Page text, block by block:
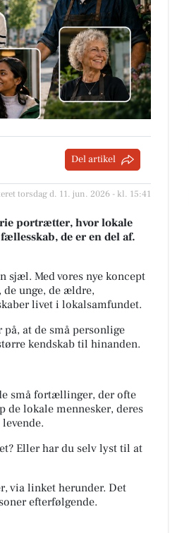
Del artikel
torsdag d. 11. jun. 2026 - kl. 15:41
portrætter, hvor lokale
de er en del af.
sjæl. Med vores nye koncept
unge, de ældre,
livet i lokalsamfundet.
at de små personlige
kendskab til hinanden.
små fortællinger, der ofte
de lokale mennesker, deres
Eller har du selv lyst til at
via linket herunder. Det
efterfølgende.